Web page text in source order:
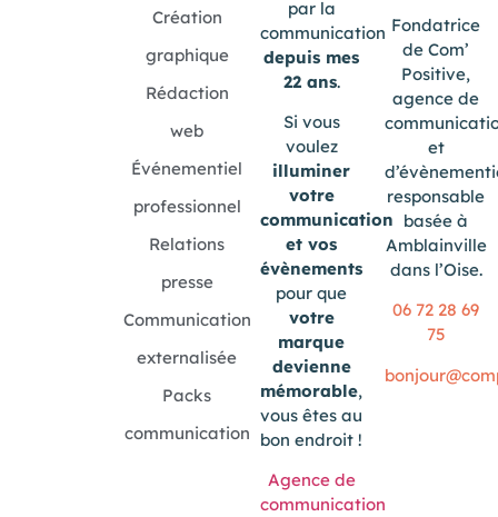
Création
graphique
Rédaction
web
Événementiel
professionnel
Relations
presse
Communication
externalisée
Packs
communication
par la
communication
depuis mes
22 ans.
Si vous
voulez
illuminer
votre
communication
et vos
évènements
pour que
votre
marque
devienne
mémorable,
vous êtes au
bon endroit !
Agence de
communication
Fondatrice
de Com’
Positive,
agence de
et
responsable
basée à
Amblainville
dans l’Oise.
06 72 28 69
75